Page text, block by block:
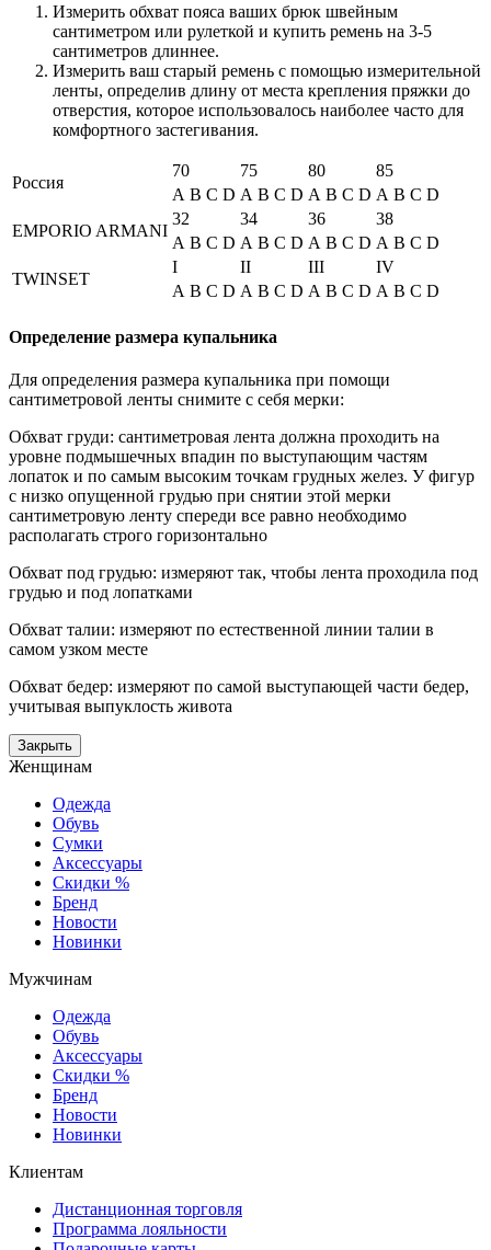
Измерить обхват пояса ваших брюк швейным
сантиметром или рулеткой и купить ремень на 3-5
сантиметров длиннее.
Измерить ваш старый ремень с помощью измерительной
ленты, определив длину от места крепления пряжки до
отверстия, которое использовалось наиболее часто для
комфортного застегивания.
Россия
70 75 80
85
A B C D A B C D A B C D A B C D
EMPORIO ARMANI
32 34 36
38
A B C D A B C D A B C D A B C D
TWINSET
I II III
IV
A B C D A B C D A B C D A B C D
Определение размера купальника
Для определения размера купальника при помощи
сантиметровой ленты снимите с себя мерки:
Обхват груди: сантиметровая лента должна проходить на
уровне подмышечных впадин по выступающим частям
лопаток и по самым высоким точкам грудных желез. У фигур
с низко опущенной грудью при снятии этой мерки
сантиметровую ленту спереди все равно необходимо
располагать строго горизонтально
Обхват под грудью: измеряют так, чтобы лента проходила под
грудью и под лопатками
Обхват талии: измеряют по естественной линии талии в
самом узком месте
Обхват бедер: измеряют по самой выступающей части бедер,
учитывая выпуклость живота
Закрыть
Женщинам
Одежда
Обувь
Сумки
Аксессуары
Скидки %
Бренд
Новости
Новинки
Мужчинам
Одежда
Обувь
Аксессуары
Скидки %
Бренд
Новости
Новинки
Клиентам
Дистанционная торговля
Программа лояльности